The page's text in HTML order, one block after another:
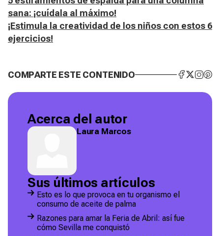
sana: ¡cuídala al máximo!
¡Estimula la creatividad de los niños con estos 6
ejercicios!
COMPARTE ESTE CONTENIDO
Acerca del autor
Laura Marcos
Sus últimos artículos
Esto es lo que provoca en tu organismo el
consumo de aceite de palma
Razones para amar la Feria de Abril: así fue
cómo Sevilla me conquistó